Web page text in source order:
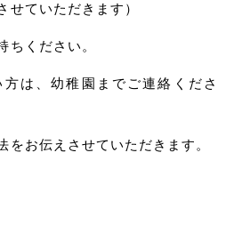
せていただきます）
ちください。
は、幼稚園までご連絡くださ
お伝えさせていただきます。